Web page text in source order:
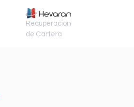
Recuperación
de Cartera